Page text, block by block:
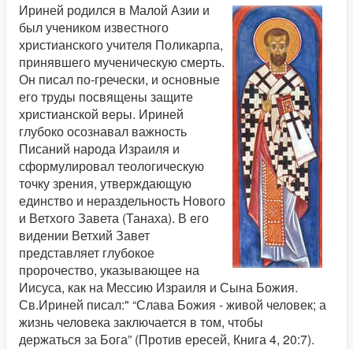
Ириней родился в Малой Азии и
был учеником известного
христианского учителя Поликарпа,
принявшего мученическую смерть.
Он писал по-гречески, и основные
его труды посвящены защите
христианской веры. Ириней
глубоко осознавал важность
Писаний народа Израиля и
сформулировал теологическую
точку зрения, утверждающую
единство и нераздельность Нового
и Ветхого Завета (Танаха). В его
видении Ветхий Завет
представляет глубокое
пророчество, указывающее на
Иисуса, как на Мессию Израиля и Сына Божия.
Св.Ириней писал:" “Слава Божия - живой человек; а
жизнь человека заключается в том, чтобы
держаться за Бога” (Против ересей, Книга 4, 20:7).